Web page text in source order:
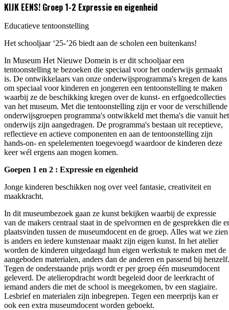
KIJK EENS! Groep 1-2 Expressie en eigenheid
Educatieve tentoonstelling
Het schooljaar ‘25-’26 biedt aan de scholen een buitenkans!
In Museum Het Nieuwe Domein is er dit schooljaar een
tentoonstelling te bezoeken die speciaal voor het onderwijs gemaakt
is. De ontwikkelaars van onze onderwijsprogramma's kregen de kans
om speciaal voor kinderen en jongeren een tentoonstelling te maken
waarbij ze de beschikking kregen over de kunst- en erfgoedcollecties
van het museum. Met die tentoonstelling zijn er voor de verschillende
onderwijsgroepen programma's ontwikkeld met thema's die vanuit het
onderwijs zijn aangedragen. De programma's bestaan uit receptieve,
reflectieve en actieve componenten en aan de tentoonstelling zijn
hands-on- en spelelementen toegevoegd waardoor de kinderen deze
keer wél ergens aan mogen komen.
Goepen 1 en 2 : Expressie en eigenheid
Jonge kinderen beschikken nog over veel fantasie, creativiteit en
maakkracht.
In dit museumbezoek gaan ze kunst bekijken waarbij de expressie
van de makers centraal staat in de spelvormen en de gesprekken die er
plaatsvinden tussen de museumdocent en de groep. Alles wat we zien
is anders en iedere kunstenaar maakt zijn eigen kunst. In het atelier
worden de kinderen uitgedaagd hun eigen werkstuk te maken met de
aangeboden materialen, anders dan de anderen en passend bij henzelf.
Tegen de onderstaande prijs wordt er per groep één museumdocent
geleverd. De atelieropdracht wordt begeleid door de leerkracht of
iemand anders die met de school is meegekomen, bv een stagiaire.
Lesbrief en materialen zijn inbegrepen. Tegen een meerprijs kan er
ook een extra museumdocent worden geboekt.